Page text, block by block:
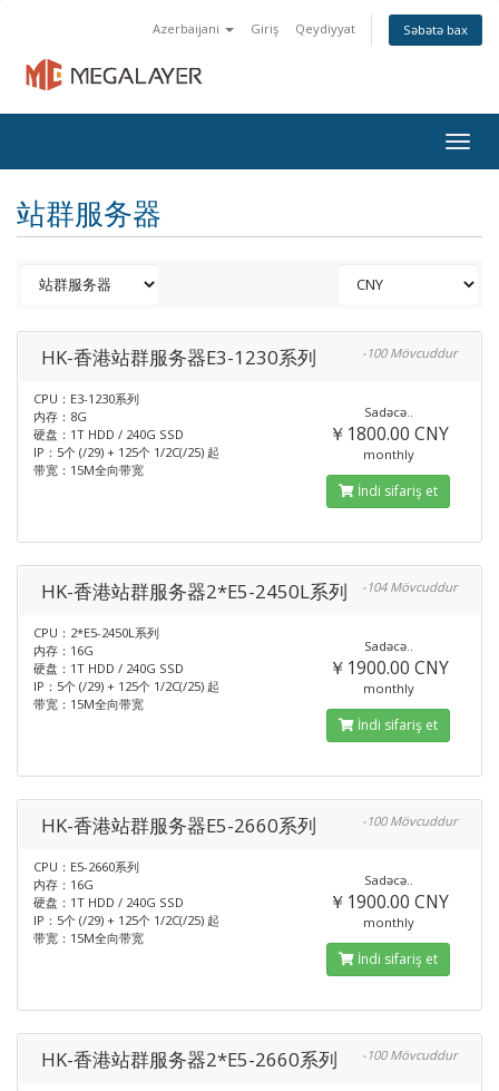
Azerbaijani Giriş Qeydiyyat Səbətə bax
站群服务器
HK-香港站群服务器E3-1230系列 -100 Mövcuddur
CPU：E3-1230系列
内存：8G
硬盘：1T HDD / 240G SSD
IP：5个 (/29) + 125个 1/2C(/25) 起
带宽：15M全向带宽
Sadəcə..
￥1800.00 CNY
monthly
İndi sifariş et
HK-香港站群服务器2*E5-2450L系列 -104 Mövcuddur
CPU：2*E5-2450L系列
内存：16G
硬盘：1T HDD / 240G SSD
IP：5个 (/29) + 125个 1/2C(/25) 起
带宽：15M全向带宽
Sadəcə..
￥1900.00 CNY
monthly
İndi sifariş et
HK-香港站群服务器E5-2660系列 -100 Mövcuddur
CPU：E5-2660系列
内存：16G
硬盘：1T HDD / 240G SSD
IP：5个 (/29) + 125个 1/2C(/25) 起
带宽：15M全向带宽
Sadəcə..
￥1900.00 CNY
monthly
İndi sifariş et
HK-香港站群服务器2*E5-2660系列 -100 Mövcuddur